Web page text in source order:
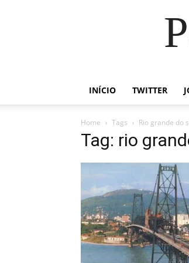
INÍCIO TWITTER
Home Tags Rio grande do
Tag: rio